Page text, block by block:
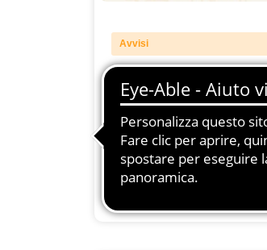
Avvisi
Richiamo Prodotto - I
PEDON
Categoria Azienda
Avvertenze Data
23 ottobre 2020